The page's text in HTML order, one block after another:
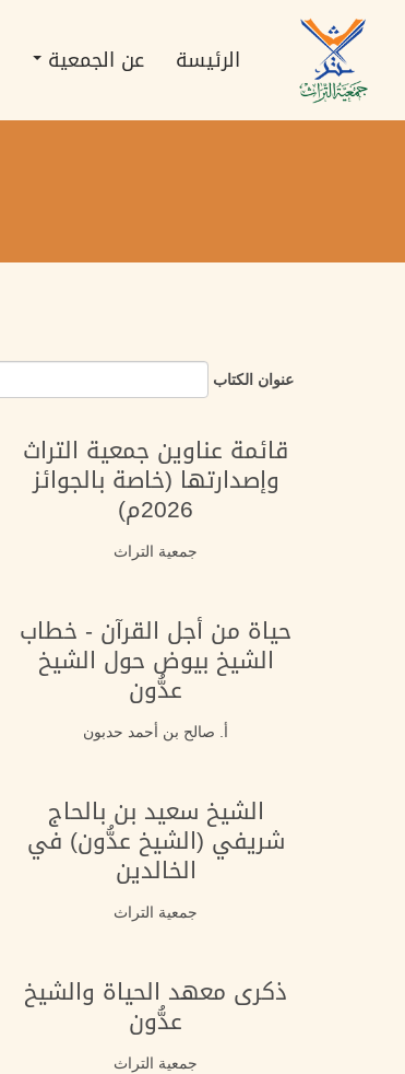
الرئيسي
navigation
الرئيسة عن الجمعية
عنوان الكتاب
قائمة عناوين جمعية التراث
وإصدارتها (خاصة بالجوائز
2026م)
جمعية التراث
حياة من أجل القرآن - خطاب
الشيخ بيوض حول الشيخ
عدُّون
أ. صالح بن أحمد حدبون
الشيخ سعيد بن بالحاج
شريفي (الشيخ عدُّون) في
الخالدين
جمعية التراث
ذكرى معهد الحياة والشيخ
عدُّون
جمعية التراث